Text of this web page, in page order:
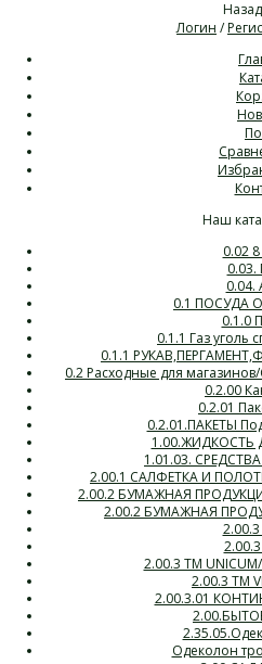
Назад
Логин /
Наш
0.02
0.1 ПОСУДА
0.1.0
0.1.1 Газ уголь
0.1.1
0.2 Расходные для
0.2.00
0.2.01
0.2.01.ПАКЕТЫ
1.00.ЖИДКОСТЬ
1.01.03.
2.00.1 САЛФЕТКА И
2.00.2 БУМАЖНАЯ
2.00.2 БУМАЖНАЯ
2.00.3 ТМ
2.00.3 ТМ
2.00.3.01
Одеколон